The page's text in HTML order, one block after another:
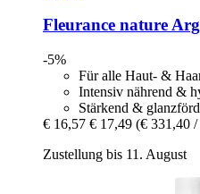
Fleurance nature
-5%
Für alle Haut- &
Intensiv nährend &
Stärkend &
€ 16,57 € 17,49 (€ 331,40
Zustellung bis 11. August